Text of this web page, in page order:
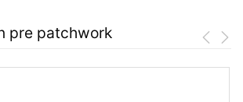
pre patchwork